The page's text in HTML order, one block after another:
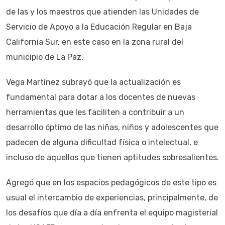
de las y los maestros que atienden las Unidades de
Servicio de Apoyo a la Educación Regular en Baja
California Sur, en este caso en la zona rural del
municipio de La Paz.
Vega Martínez subrayó que la actualización es
fundamental para dotar a los docentes de nuevas
herramientas que les faciliten a contribuir a un
desarrollo óptimo de las niñas, niños y adolescentes que
padecen de alguna dificultad física o intelectual, e
incluso de aquellos que tienen aptitudes sobresalientes.
Agregó que en los espacios pedagógicos de este tipo es
usual el intercambio de experiencias, principalmente, de
los desafíos que día a día enfrenta el equipo magisterial